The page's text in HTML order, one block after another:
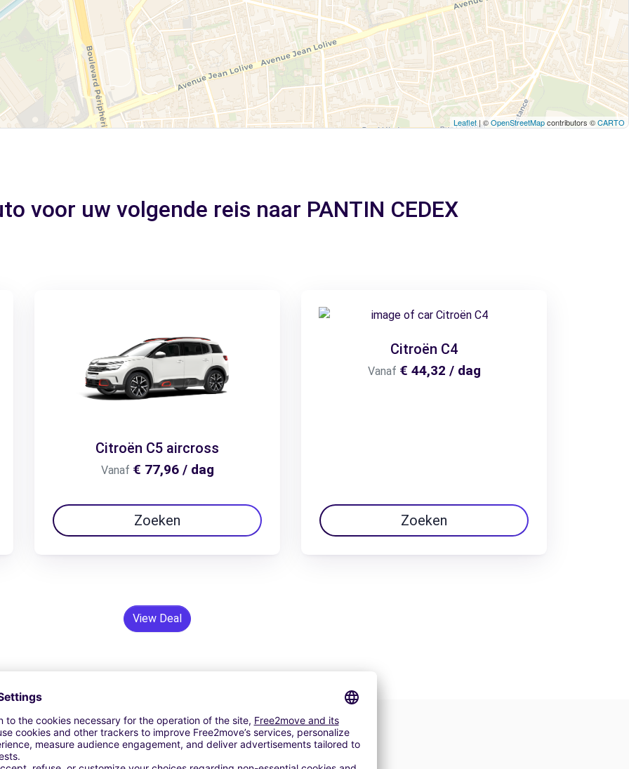
Leaflet| ©OpenStreetMapcontributors ©CARTO
voor uw volgende reis naar PANTIN CEDEX
Citroën C5 aircross
Vanaf € 77,96 / dag
Zoeken
Citroën C4
Vanaf € 44,32 / dag
Zoeken
View Deal